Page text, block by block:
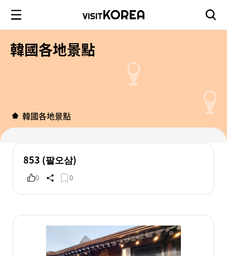
韓國各地景點
韓國各地景點
853 (팔오삼)
0 0